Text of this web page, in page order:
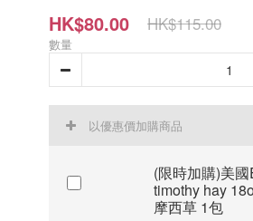
HK$80.00 HK$115.00
數量
以優惠價加購商品
(限時加購)美
timothy hay
摩西草 1包